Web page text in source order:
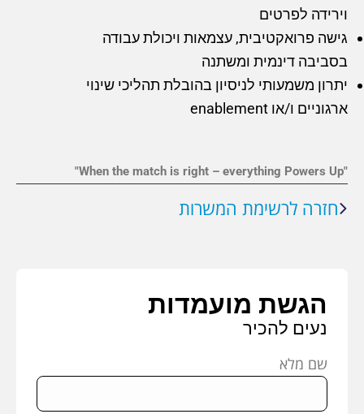
וירידה לפרטים
גישה פרואקטיבית, עצמאות ויכולת עבודה
בסביבה דינמית ומשתנה
יתרון משמעותי לניסיון בהובלת תהליכי שינוי
ארגוניים ו/או enablement
"When the match is right – everything Powers Up"
חזרה לרשימת המשרות
הגשת מועמדות
נעים להכיר
שם מלא